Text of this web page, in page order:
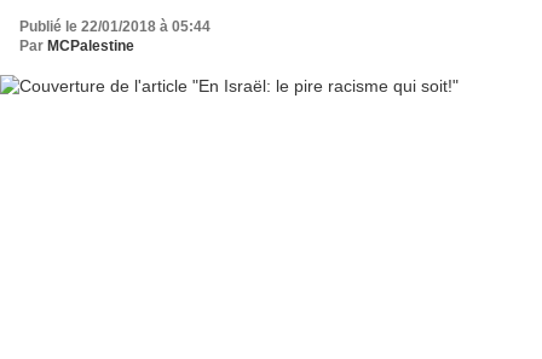
Publié le 22/01/2018 à 05:44
Par MCPalestine